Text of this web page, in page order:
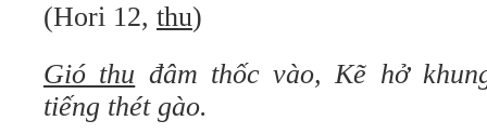
(Hori 12, thu)
Gió thu đâm thốc vào, Kẽ hở
tiếng thét gào.